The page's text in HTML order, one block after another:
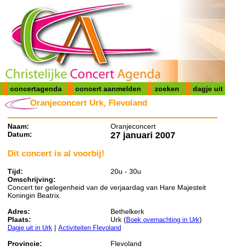
concertagenda concert aanmelden zoeken dagje uit
Oranjeconcert Urk, Flevoland
Naam:
Oranjeconcert
Datum:
27 januari 2007
Dit concert is al voorbij!
Tijd:
20u - 30u
Omschrijving:
Concert ter gelegenheid van de verjaardag van Hare Majesteit
Koningin Beatrix.
Adres:
Bethelkerk
Plaats:
Urk (Boek overnachting in Urk)
Dagje uit in Urk | Activiteiten Flevoland
Provincie:
Flevoland